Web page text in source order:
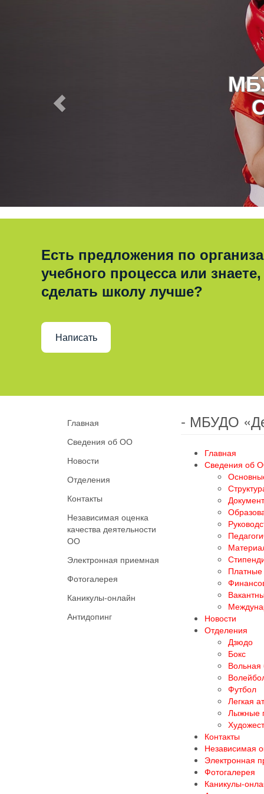
Есть предложения по
учебного процесса или знаете,
сделать школу лучше?
Написать
Главная
Сведения об ОО
Новости
Отделения
Контакты
Независимая оценка
качества деятельности
ОО
Электронная приемная
Фотогалерея
Каникулы-онлайн
Антидопинг
- МБУДО
Главная
Сведения об
Платные
Новости
Отделения
Дзюдо
Бокс
Вольная
Футбол
Легкая
Лыжные
Контакты
Независимая
Электронная
Фотогалерея
Каникулы-